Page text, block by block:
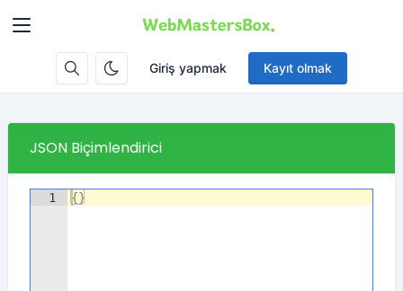
Giriş yapmak Kayıt olmak
JSON Biçimlendirici
1 {}